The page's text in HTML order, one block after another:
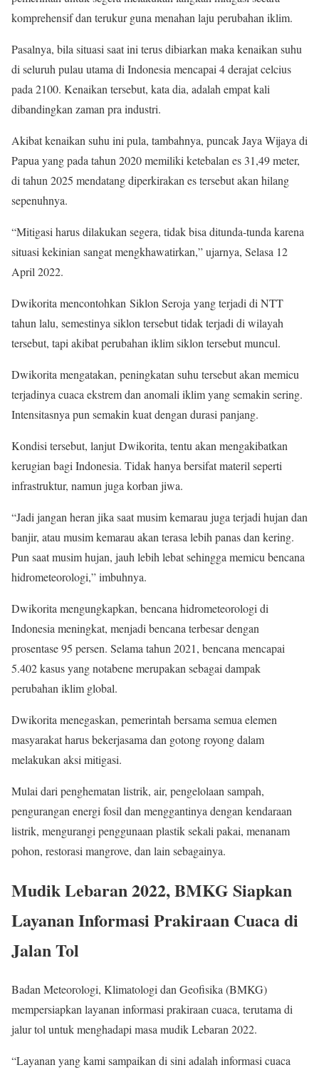
komprehensif dan terukur guna menahan laju perubahan iklim.
Pasalnya, bila situasi saat ini terus dibiarkan maka kenaikan suhu
di seluruh pulau utama di Indonesia mencapai 4 derajat celcius
pada 2100. Kenaikan tersebut, kata dia, adalah empat kali
dibandingkan zaman pra industri.
Akibat kenaikan suhu ini pula, tambahnya, puncak Jaya Wijaya di
Papua yang pada tahun 2020 memiliki ketebalan es 31,49 meter,
di tahun 2025 mendatang diperkirakan es tersebut akan hilang
sepenuhnya.
“Mitigasi harus dilakukan segera, tidak bisa ditunda-tunda karena
situasi kekinian sangat mengkhawatirkan,” ujarnya, Selasa 12
April 2022.
Dwikorita mencontohkan Siklon Seroja yang terjadi di NTT
tahun lalu, semestinya siklon tersebut tidak terjadi di wilayah
tersebut, tapi akibat perubahan iklim siklon tersebut muncul.
Dwikorita mengatakan, peningkatan suhu tersebut akan memicu
terjadinya cuaca ekstrem dan anomali iklim yang semakin sering.
Intensitasnya pun semakin kuat dengan durasi panjang.
Kondisi tersebut, lanjut Dwikorita, tentu akan mengakibatkan
kerugian bagi Indonesia. Tidak hanya bersifat materil seperti
infrastruktur, namun juga korban jiwa.
“Jadi jangan heran jika saat musim kemarau juga terjadi hujan dan
banjir, atau musim kemarau akan terasa lebih panas dan kering.
Pun saat musim hujan, jauh lebih lebat sehingga memicu bencana
hidrometeorologi,” imbuhnya.
Dwikorita mengungkapkan, bencana hidrometeorologi di
Indonesia meningkat, menjadi bencana terbesar dengan
prosentase 95 persen. Selama tahun 2021, bencana mencapai
5.402 kasus yang notabene merupakan sebagai dampak
perubahan iklim global.
Dwikorita menegaskan, pemerintah bersama semua elemen
masyarakat harus bekerjasama dan gotong royong dalam
melakukan aksi mitigasi.
Mulai dari penghematan listrik, air, pengelolaan sampah,
pengurangan energi fosil dan menggantinya dengan kendaraan
listrik, mengurangi penggunaan plastik sekali pakai, menanam
pohon, restorasi mangrove, dan lain sebagainya.
Mudik Lebaran 2022, BMKG Siapkan
Layanan Informasi Prakiraan Cuaca di
Jalan Tol
Badan Meteorologi, Klimatologi dan Geofisika (BMKG)
mempersiapkan layanan informasi prakiraan cuaca, terutama di
jalur tol untuk menghadapi masa mudik Lebaran 2022.
“Layanan yang kami sampaikan di sini adalah informasi cuaca